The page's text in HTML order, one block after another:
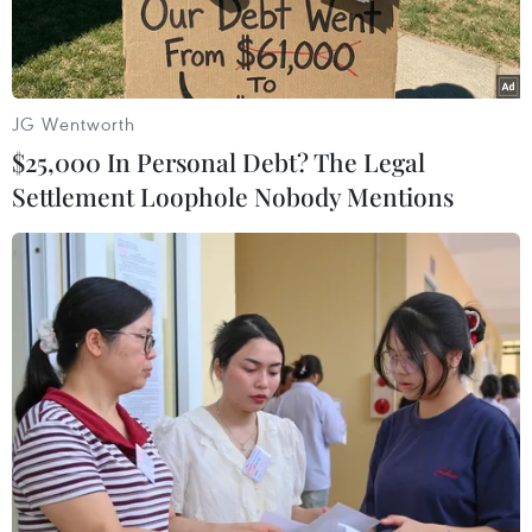
Ảnh minh họa. (Nguồn: CTV/Vietnam+)
Ngày 31/1, Thống đốc Ngân hàng Nhà nước có
văn bản yêu cầu các đơn vị trong toàn ngành
ngân hàng triển khai một số nội dung phòng,
JG Wentworth
$25,000 In Personal Debt? The Legal
Settlement Loophole Nobody Mentions